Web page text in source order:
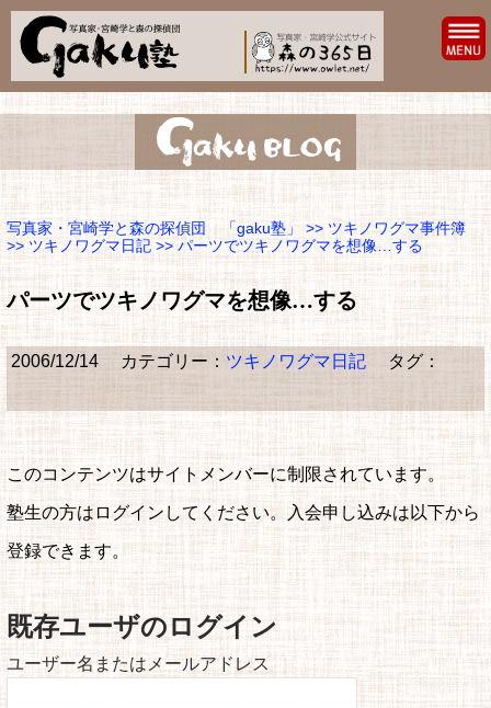
写真家・宮崎学と森の探偵団 「gaku塾」 >> ツキノワグマ事件簿
>> ツキノワグマ日記 >> パーツでツキノワグマを想像…する
パーツでツキノワグマを想像…する
2006/12/14 カテゴリー： ツキノワグマ日記 タグ：
このコンテンツはサイトメンバーに制限されています。
塾生の方はログインしてください。入会申し込みは以下から
登録できます。
既存ユーザのログイン
ユーザー名またはメールアドレス